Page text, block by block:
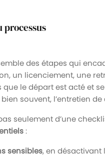
des étapes qui
un licenciement, une
le départ est acté et
souvent, l’entretien de
seulement d’une
:
sensibles, en désactivant